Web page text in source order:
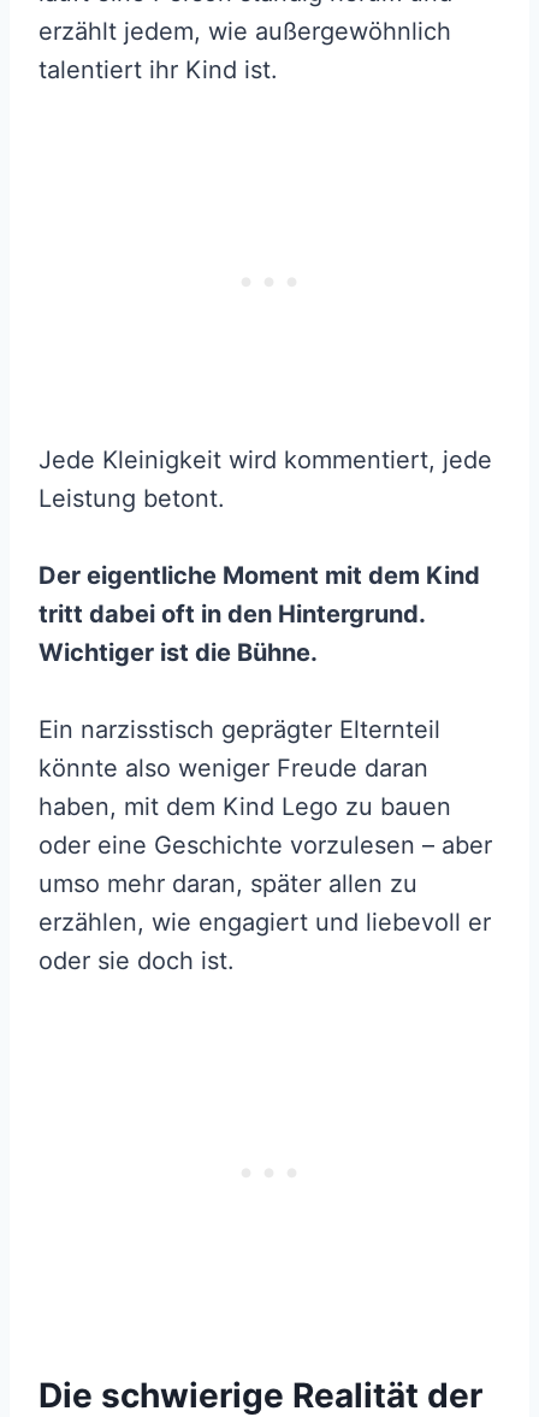
erzählt jedem, wie außergewöhnlich
talentiert ihr Kind ist.
Jede Kleinigkeit wird kommentiert, jede
Leistung betont.
Der eigentliche Moment mit dem Kind
tritt dabei oft in den Hintergrund.
Wichtiger ist die Bühne.
Ein narzisstisch geprägter Elternteil
könnte also weniger Freude daran
haben, mit dem Kind Lego zu bauen
oder eine Geschichte vorzulesen – aber
umso mehr daran, später allen zu
erzählen, wie engagiert und liebevoll er
oder sie doch ist.
Die schwierige Realität der